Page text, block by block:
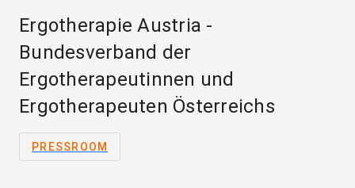
Ergotherapie Austria -
Bundesverband der
Ergotherapeutinnen und
Ergotherapeuten Österreichs
PRESSROOM